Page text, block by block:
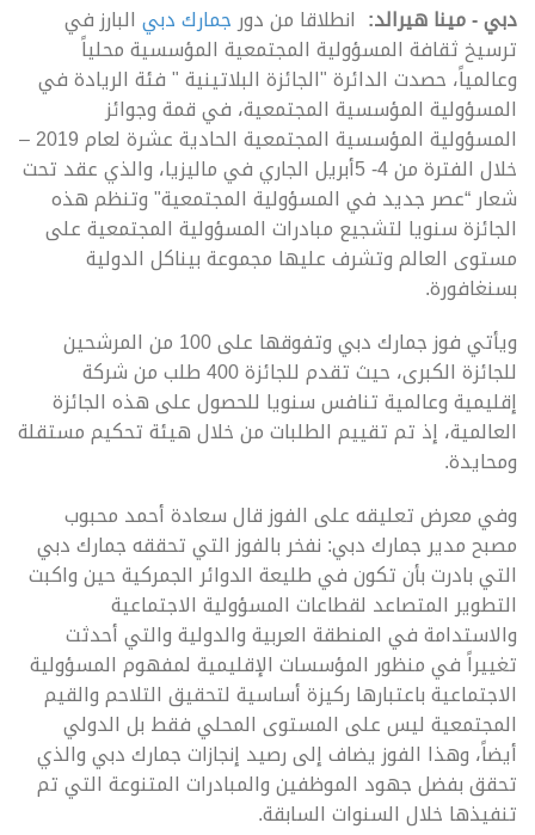
دبي - مينا هيرالد: انطلاقا من دورجمارك دبيالبارز في
ترسيخ ثقافة المسؤولية المجتمعية المؤسسية محلياً
وعالمياً، حصدت الدائرة "الجائزة البلاتينية " فئة الريادة في
المسؤولية المؤسسية المجتمعية، في قمة وجوائز
المسؤولية المؤسسية المجتمعية الحادية عشرة لعام 2019 –
خلال الفترة من 4- 5أبريل الجاري في ماليزيا، والذي عقد تحت
شعار “عصر جديد في المسؤولية المجتمعية" وتنظم هذه
الجائزة سنويا لتشجيع مبادرات المسؤولية المجتمعية على
مستوى العالم وتشرف عليها مجموعة بيناكل الدولية
بسنغافورة.
ويأتي فوز جمارك دبي وتفوقها على 100 من المرشحين
للجائزة الكبرى، حيث تقدم للجائزة 400 طلب من شركة
إقليمية وعالمية تنافس سنويا للحصول على هذه الجائزة
العالمية، إذ تم تقييم الطلبات من خلال هيئة تحكيم مستقلة
ومحايدة.
وفي معرض تعليقه على الفوز قال سعادة أحمد محبوب
مصبح مدير جمارك دبي: نفخر بالفوز التي تحققه جمارك دبي
التي بادرت بأن تكون في طليعة الدوائر الجمركية حين واكبت
التطوير المتصاعد لقطاعات المسؤولية الاجتماعية
والاستدامة في المنطقة العربية والدولية والتي أحدثت
تغييراً في منظور المؤسسات الإقليمية لمفهوم المسؤولية
الاجتماعية باعتبارها ركيزة أساسية لتحقيق التلاحم والقيم
المجتمعية ليس على المستوى المحلي فقط بل الدولي
أيضاً، وهذا الفوز يضاف إلى رصيد إنجازات جمارك دبي والذي
تحقق بفضل جهود الموظفين والمبادرات المتنوعة التي تم
تنفيذها خلال السنوات السابقة.